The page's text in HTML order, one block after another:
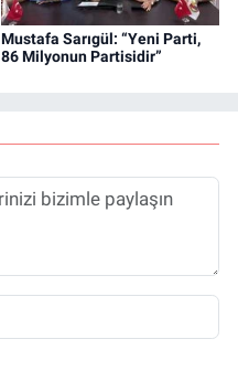
Mustafa Sarıgül: “Yeni Parti,
86 Milyonun Partisidir”